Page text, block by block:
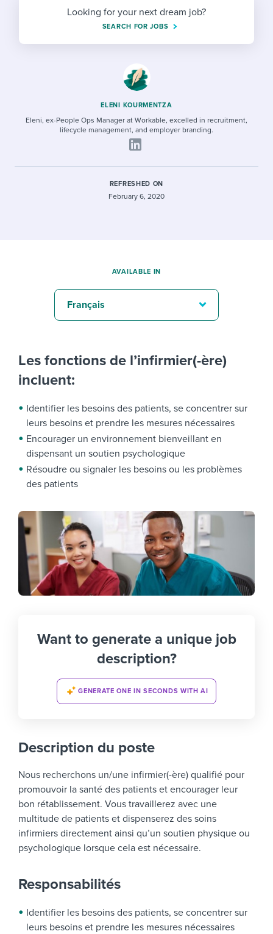
Establishing an employer brand
HR terms
Looking for your next dream job?
SEARCH FOR JOBS
ELENI KOURMENTZA
Eleni, ex-People Ops Manager at Workable, excelled in recruitment,
lifecycle management, and employer branding.
REFRESHED ON
February 6, 2020
Les fonctions de l’infirmier(-ère)
incluent:
Identifier les besoins des patients, se concentrer sur
leurs besoins et prendre les mesures nécessaires
Encourager un environnement bienveillant en
dispensant un soutien psychologique
Résoudre ou signaler les besoins ou les problèmes
des patients
Want to generate a unique job
description?
GENERATE ONE IN SECONDS WITH AI
Description du poste
Nous recherchons un/une infirmier(-ère) qualifié pour
promouvoir la santé des patients et encourager leur
bon rétablissement. Vous travaillerez avec une
multitude de patients et dispenserez des soins
infirmiers directement ainsi qu’un soutien physique ou
psychologique lorsque cela est nécessaire.
Responsabilités
Identifier les besoins des patients, se concentrer sur
leurs besoins et prendre les mesures nécessaires
AVAILABLE IN
Français